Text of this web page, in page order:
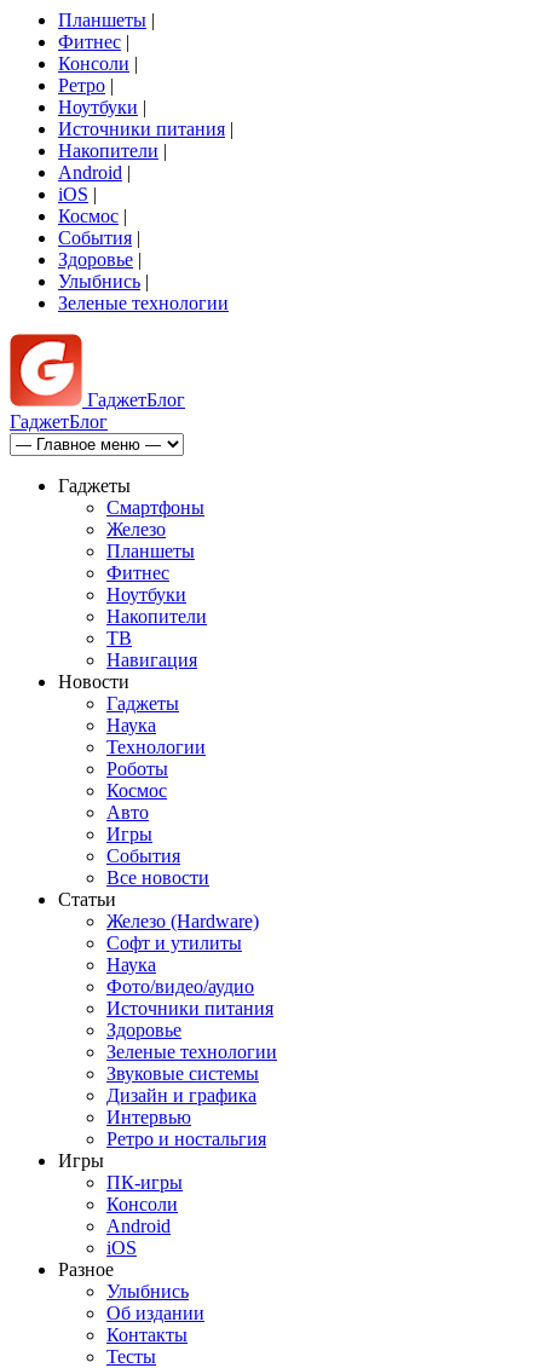
Планшеты |
Фитнес |
Консоли |
Ретро |
Ноутбуки |
Источники питания |
Накопители |
Android |
iOS |
Космос |
События |
Здоровье |
Улыбнись |
Зеленые технологии
ГаджетБлог
ГаджетБлог
Гаджеты
Смартфоны
Железо
Планшеты
Фитнес
Ноутбуки
Накопители
ТВ
Навигация
Новости
Гаджеты
Наука
Технологии
Роботы
Космос
Авто
Игры
События
Все новости
Статьи
Железо (Hardware)
Софт и утилиты
Наука
Фото/видео/аудио
Источники питания
Здоровье
Зеленые технологии
Звуковые системы
Дизайн и графика
Интервью
Ретро и ностальгия
Игры
ПК-игры
Консоли
Android
iOS
Разное
Улыбнись
Об издании
Контакты
Тесты